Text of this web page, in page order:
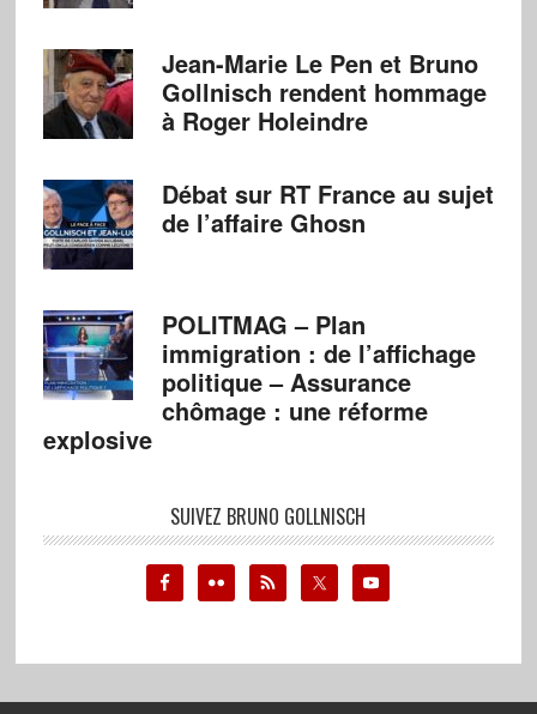
Jean-Marie Le Pen et Bruno
Gollnisch rendent hommage
à Roger Holeindre
Débat sur RT France au sujet
de l’affaire Ghosn
POLITMAG – Plan
immigration : de l’affichage
politique – Assurance
chômage : une réforme
explosive
SUIVEZ BRUNO GOLLNISCH